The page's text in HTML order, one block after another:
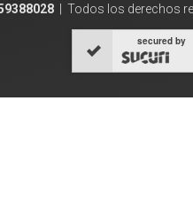
| Todos los derechos
secured by